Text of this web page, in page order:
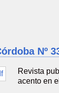
Nº
Revista
acento en